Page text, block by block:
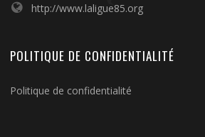
http://www.laligue85.org
POLITIQUE DE CONFIDENTIALITÉ
Politique de confidentialité